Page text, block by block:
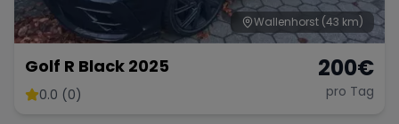
Wallenhorst (43 km)
Golf R Black 2025
0.0 (0)
200€
pro Tag